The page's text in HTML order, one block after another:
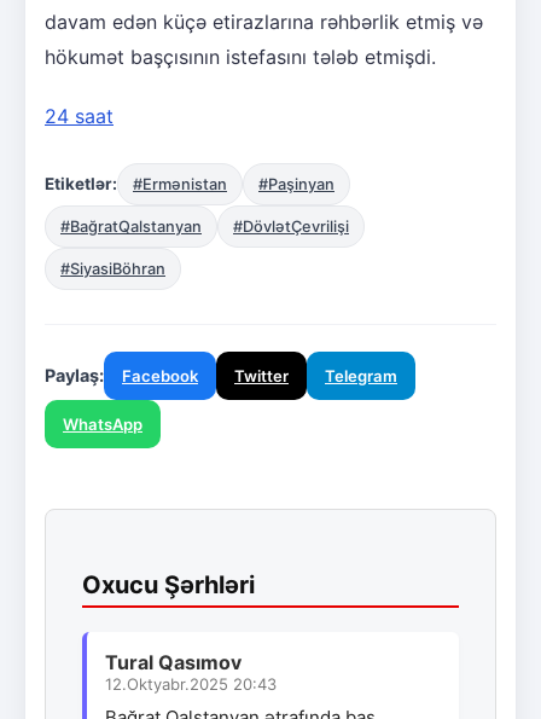
davam edən küçə etirazlarına rəhbərlik etmiş və
hökumət başçısının istefasını tələb etmişdi.
24 saat
Etiketlər: #Ermənistan #Paşinyan
#BağratQalstanyan #DövlətÇevrilişi
#SiyasiBöhran
Paylaş: Facebook Twitter Telegram
WhatsApp
Oxucu Şərhləri
Tural Qasımov
12.Oktyabr.2025 20:43